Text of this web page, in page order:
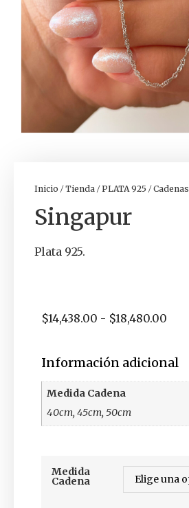
Inicio /Tienda /PLATA 925 /Cadenas
Singapur
Plata 925.
$14,438.00 - $18,480.00
Información adicional
Medida Cadena
40cm, 45cm, 50cm
Medida
Cadena